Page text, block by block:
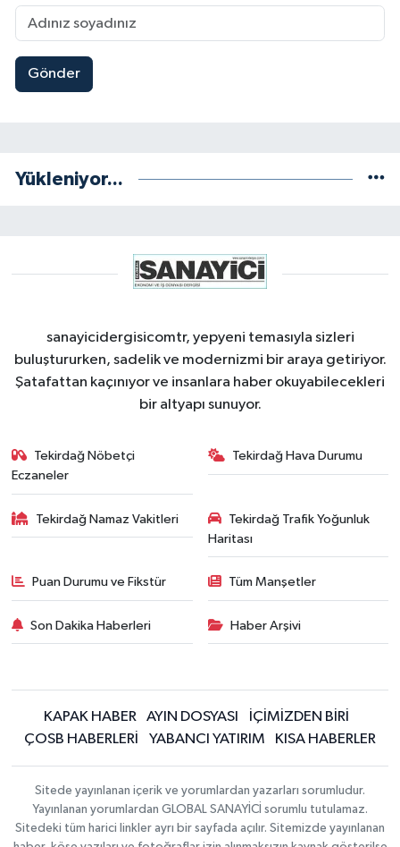
Gönder
Yükleniyor...
sanayicidergisicomtr, yepyeni temasıyla sizleri
buluştururken, sadelik ve modernizmi bir araya getiriyor.
Şatafattan kaçınıyor ve insanlara haber okuyabilecekleri
bir altyapı sunuyor.
Tekirdağ Nöbetçi
Eczaneler
Tekirdağ Hava Durumu
Tekirdağ Namaz Vakitleri
Tekirdağ Trafik Yoğunluk
Haritası
Puan Durumu ve Fikstür Tüm Manşetler
Son Dakika Haberleri Haber Arşivi
KAPAK HABER AYIN DOSYASI
İÇİMİZDEN BİRİ
ÇOSB HABERLERİ
YABANCI YATIRIM KISA HABERLER
Sitede yayınlanan içerik ve yorumlardan yazarları sorumludur.
Yayınlanan yorumlardan GLOBAL SANAYİCİ sorumlu tutulamaz.
Sitedeki tüm harici linkler ayrı bir sayfada açılır. Sitemizde yayınlanan